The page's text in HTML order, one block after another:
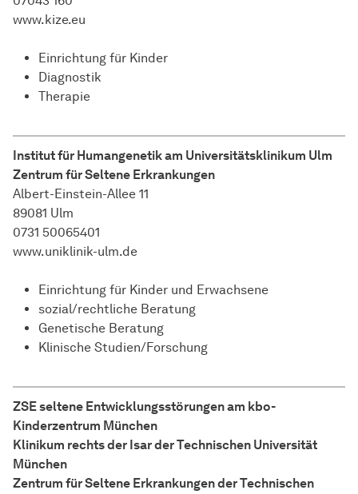
www.kize.eu
Einrichtung für Kinder
Diagnostik
Therapie
Institut für Humangenetik am Universitätsklinikum Ulm
Zentrum für Seltene Erkrankungen
Albert-Einstein-Allee 11
89081 Ulm
0731 50065401
www.uniklinik-ulm.de
Einrichtung für Kinder und Erwachsene
sozial/rechtliche Beratung
Genetische Beratung
Klinische Studien/Forschung
ZSE seltene Entwicklungsstörungen am kbo-
Kinderzentrum München
Klinikum rechts der Isar der Technischen Universität
München
Zentrum für Seltene Erkrankungen der Technischen